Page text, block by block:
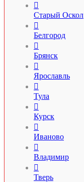

Старый Оскол

Белгород

Брянск

Ярославль

Тула

Курск

Иваново

Владимир

Тверь